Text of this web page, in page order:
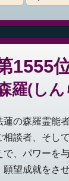
1555
羅(し
の森羅霊能
談者、そし
、パワーを
望成就をさ